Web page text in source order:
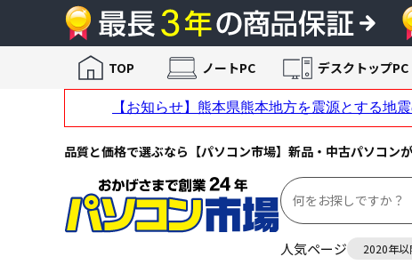
品質と価格で選ぶなら【パソコン市場】新品・中古パソコン
人気ページ 2020年以
TOP ノートPC デスクトップPC